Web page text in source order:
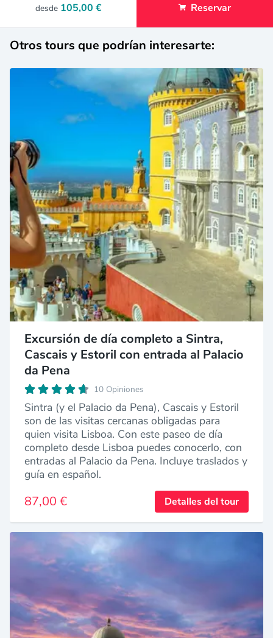
desde 105,00 € Reservar
Otros tours que podrían interesarte:
Excursión de día completo a Sintra,
Cascais y Estoril con entrada al Palacio
da Pena
10 Opiniones
Sintra (y el Palacio da Pena), Cascais y Estoril
son de las visitas cercanas obligadas para
quien visita Lisboa. Con este paseo de día
completo desde Lisboa puedes conocerlo, con
entradas al Palacio da Pena. Incluye traslados y
guía en español.
87,00 € Detalles del tour